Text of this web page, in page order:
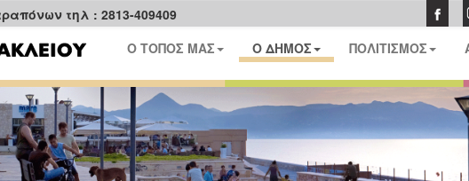
τηλ : 2813-409409
Ο ΤΟΠΟΣ ΜΑΣ Ο ΔΗΜΟΣ ΠΟΛΙΤΙΣΜΟΣ